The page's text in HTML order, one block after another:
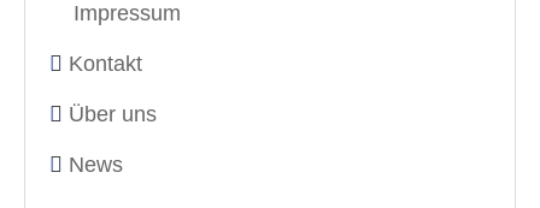
Impressum
Kontakt
Über uns
News